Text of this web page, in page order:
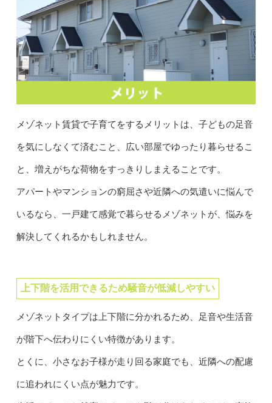
メゾネット賃貸で子育てをするメリットは、子どもの足音
を気にしなくて済むこと、広い部屋でゆったり暮らせるこ
と、増えがちな荷物をすっきりしまえることです。
アパートやマンションの窮屈さや近隣への気遣いに悩んで
いるなら、一戸建て感覚で暮らせるメゾネットが、悩みを
解決してくれるかもしれません。
上下階を活用できるため騒音が低減しやすい
メゾネットタイプは上下階に分かれるため、足音や生活音
が階下へ伝わりにくい特徴があります。
とくに、小さなお子様が走り回る家庭でも、近隣への配慮
に追われにくい点が魅力です。